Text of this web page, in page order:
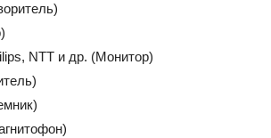
NTT и др. (Монитор)